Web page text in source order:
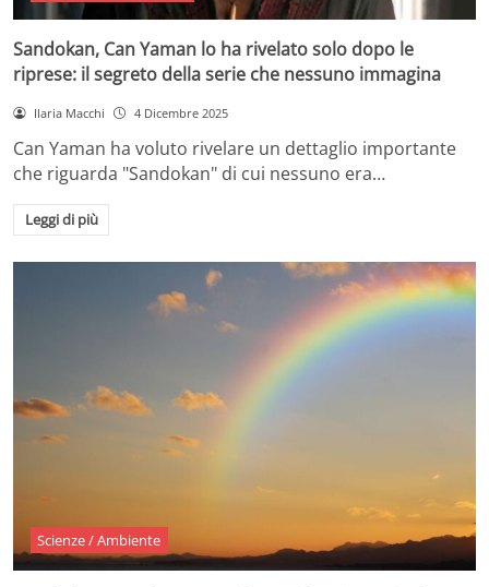
Sandokan, Can Yaman lo ha rivelato solo dopo le
riprese: il segreto della serie che nessuno immagina
Ilaria Macchi 4 Dicembre 2025
Can Yaman ha voluto rivelare un dettaglio importante
che riguarda "Sandokan" di cui nessuno era…
Leggi di più
Scienze / Ambiente